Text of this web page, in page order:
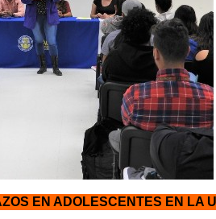
EN ADOLESCENTES EN LA